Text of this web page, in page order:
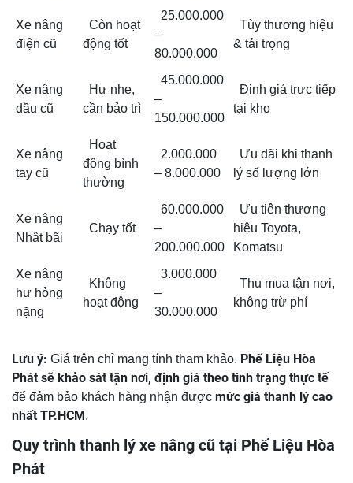
Xe nâng
điện cũ
Còn hoạt
động tốt
25.000.000
–
80.000.000
Tùy thương hiệu
& tải trọng
Xe nâng
dầu cũ
Hư nhẹ,
cần bảo trì
45.000.000
–
150.000.000
Định giá trực tiếp
tại kho
Xe nâng
tay cũ
Hoạt
động bình
thường
2.000.000
– 8.000.000
Ưu đãi khi thanh
lý số lượng lớn
Xe nâng
Nhật bãi
Chạy tốt
60.000.000
–
200.000.000
Ưu tiên thương
hiệu Toyota,
Komatsu
Xe nâng
hư hỏng
nặng
Không
hoạt động
3.000.000
–
30.000.000
Thu mua tận nơi,
không trừ phí
Lưu ý: Giá trên chỉ mang tính tham khảo. Phế Liệu Hòa
Phát sẽ khảo sát tận nơi, định giá theo tình trạng thực tế
để đảm bảo khách hàng nhận được mức giá thanh lý cao
nhất TP.HCM .
Quy trình thanh lý xe nâng cũ tại Phế Liệu Hòa
Phát